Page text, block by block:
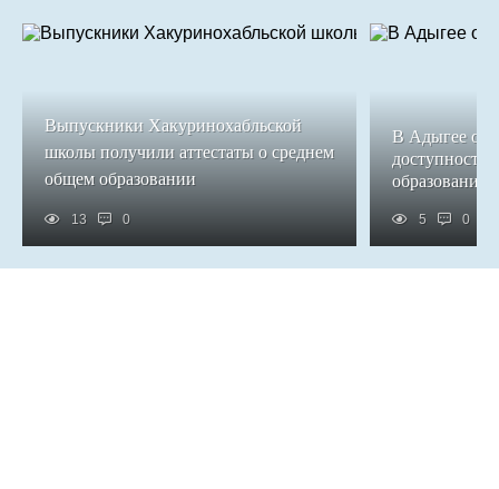
Выпускники Хакуринохабльской
школы получили аттестаты о среднем
общем образовании
13 0
В Адыгее
доступность
образования
5 0